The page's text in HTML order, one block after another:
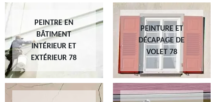
PEINTRE EN
BÂTIMENT
INTÉRIEUR ET
EXTÉRIEUR 78
PEINTURE ET
DÉCAPAGE DE
VOLET 78